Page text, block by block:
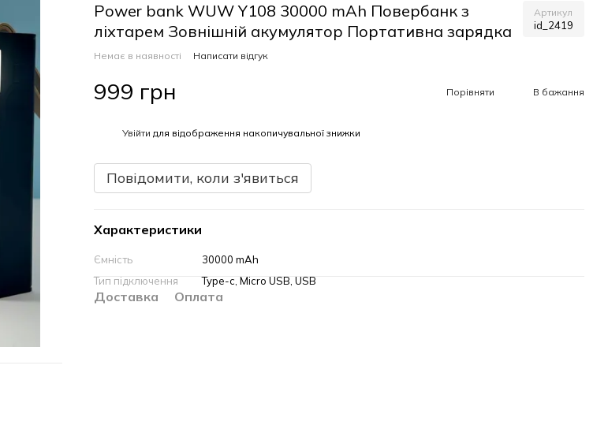
Power bank WUW Y108 30000 mAh Повербанк з
ліхтарем Зовнішній акумулятор Портативна зарядка
Артикул
id_2419
Немає в наявності Написати відгук
999 грн Порівняти В бажання
Увійти для відображення накопичувальної знижки
Повідомити, коли з'явиться
Характеристики
Ємність
30000 mAh
Тип підключення
Type-c, Micro USB, USB
Доставка Оплата